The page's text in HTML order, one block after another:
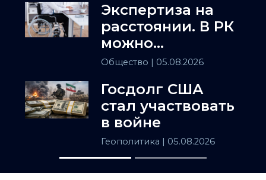
Экспертиза на
расстоянии. В РК
можно
установить
заочно
Общество | 05.08.2026
Госдолг США
стал участвовать
в войне
Геополитика | 05.08.2026